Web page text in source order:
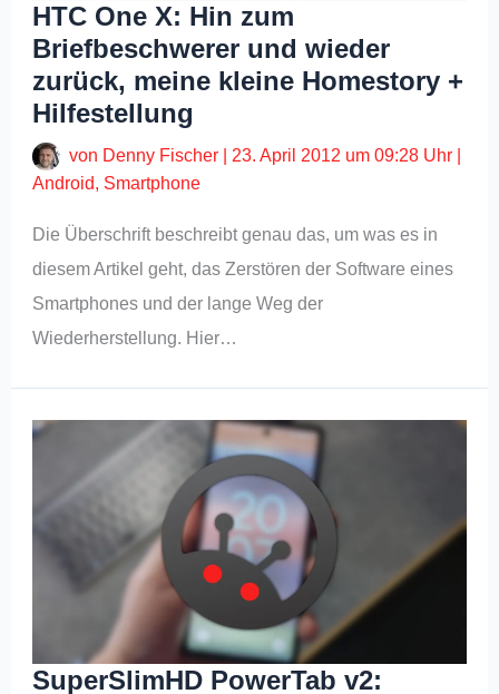
HTC One X: Hin zum
Briefbeschwerer und wieder
zurück, meine kleine Homestory +
Hilfestellung
von Denny Fischer 23. April 2012 um 09:28 Uhr
Android, Smartphone
Die Überschrift beschreibt genau das, um was es in
diesem Artikel geht, das Zerstören der Software eines
Smartphones und der lange Weg der
Wiederherstellung. Hier…
SuperSlimHD PowerTab v2: